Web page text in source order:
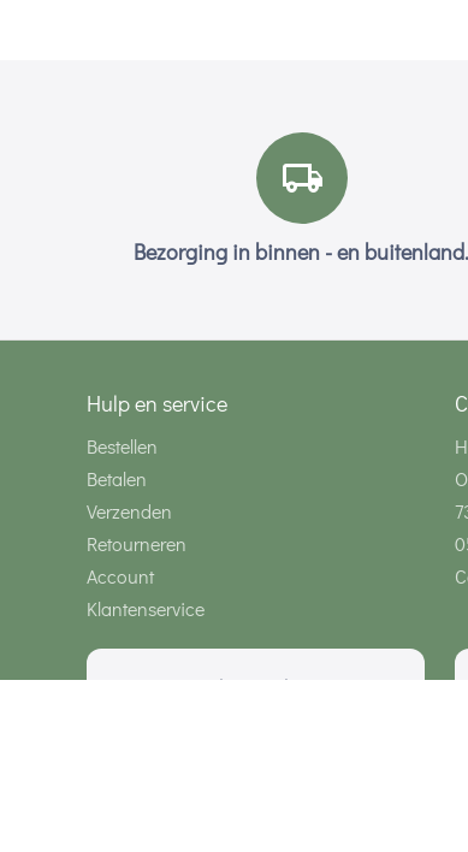
Bezorging in binnen - en buitenland.
Hulp en service
Bestellen
Betalen
Verzenden
Retourneren
Account
Klantenservice
Wij zijn bereikbaar via